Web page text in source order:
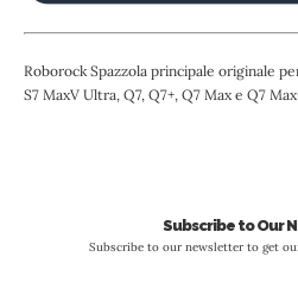
Roborock Spazzola principale originale per
S7 MaxV Ultra, Q7, Q7+, Q7 Max e Q7
Subscribe to Our
Subscribe to our newsletter to get